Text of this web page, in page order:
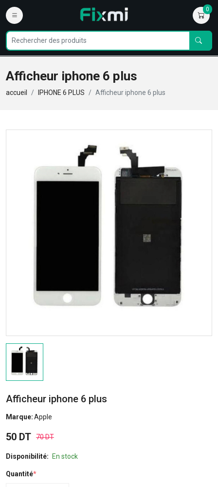
0
Afficheur iphone 6 plus
accueil IPHONE 6 PLUS Afficheur iphone 6 plus
Afficheur iphone 6 plus
Marque:Apple
50 DT 70 DT
Disponibilité: En stock
Quantité*